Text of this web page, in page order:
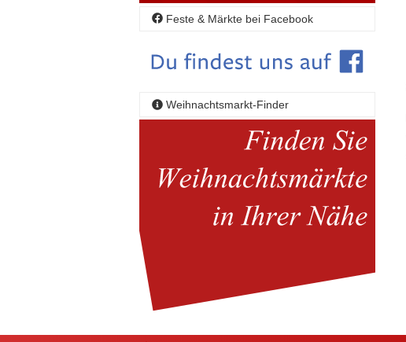
Feste & Märkte bei Facebook
Weihnachtsmarkt-Finder